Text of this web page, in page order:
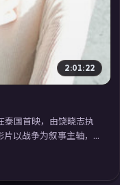
2:01:22
泰国首映，由饶晓志执
以战争为叙事主轴，
摄影与配乐强化地域
视剧在线看」延展检
验。